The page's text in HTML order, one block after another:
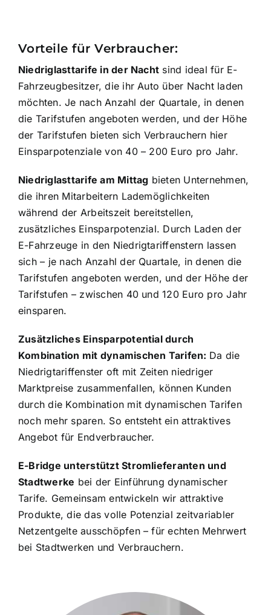
Vorteile für Verbraucher:
Niedriglasttarife in der Nacht sind ideal für E-
Fahrzeugbesitzer, die ihr Auto über Nacht laden
möchten. Je nach Anzahl der Quartale, in denen
die Tarifstufen angeboten werden, und der Höhe
der Tarifstufen bieten sich Verbrauchern hier
Einsparpotenziale von 40 – 200 Euro pro Jahr.
Niedriglasttarife am Mittag bieten Unternehmen,
die ihren Mitarbeitern Lademöglichkeiten
während der Arbeitszeit bereitstellen,
zusätzliches Einsparpotenzial. Durch Laden der
E-Fahrzeuge in den Niedrigtariffenstern lassen
sich – je nach Anzahl der Quartale, in denen die
Tarifstufen angeboten werden, und der Höhe der
Tarifstufen – zwischen 40 und 120 Euro pro Jahr
einsparen.
Zusätzliches Einsparpotential durch
Kombination mit dynamischen Tarifen: Da die
Niedrigtariffenster oft mit Zeiten niedriger
Marktpreise zusammenfallen, können Kunden
durch die Kombination mit dynamischen Tarifen
noch mehr sparen. So entsteht ein attraktives
Angebot für Endverbraucher.
E-Bridge unterstützt Stromlieferanten und
Stadtwerke bei der Einführung dynamischer
Tarife. Gemeinsam entwickeln wir attraktive
Produkte, die das volle Potenzial zeitvariabler
Netzentgelte ausschöpfen – für echten Mehrwert
bei Stadtwerken und Verbrauchern.